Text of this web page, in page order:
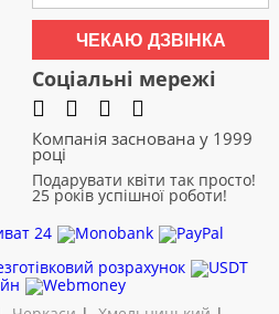
ЧЕКАЮ ДЗВІНКА
Соціальні мережі
Компанія заснована у 1999
році
Подарувати квіти так просто!
25 років успішної роботи!